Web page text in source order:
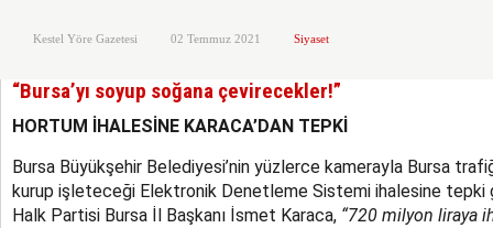
Karacabey ve Mustafakemalpaşa’da yollar yenileniyor
Kestel’in Yetiştirdiği Gümrük Müşavirleri
MHP’DE AHMET ERASLAN GÜVEN TAZELEDİ
Kestel Yöre Gazetesi 02 Temmuz 2021 Siyaset
“Bursa’yı soyup soğana çevirecekler!”
HORTUM İHALESİNE KARACA’DAN TEPKİ
Bursa Büyükşehir Belediyesi’nin yüzlerce kamerayla Bursa
kurup işleteceği Elektronik Denetleme Sistemi ihalesine tepki
Halk Partisi Bursa İl Başkanı İsmet Karaca, “720 milyon liraya